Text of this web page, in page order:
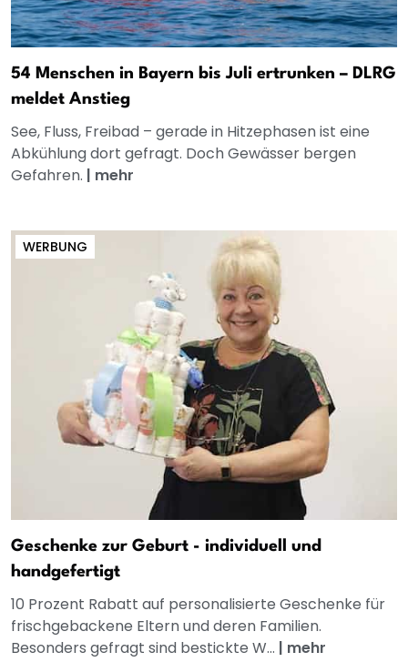
54 Menschen in Bayern bis Juli ertrunken – DLRG
meldet Anstieg
See, Fluss, Freibad – gerade in Hitzephasen ist eine
Abkühlung dort gefragt. Doch Gewässer bergen
Gefahren. | mehr
WERBUNG
Geschenke zur Geburt - individuell und
handgefertigt
10 Prozent Rabatt auf personalisierte Geschenke für
frischgebackene Eltern und deren Familien.
Besonders gefragt sind bestickte W... | mehr